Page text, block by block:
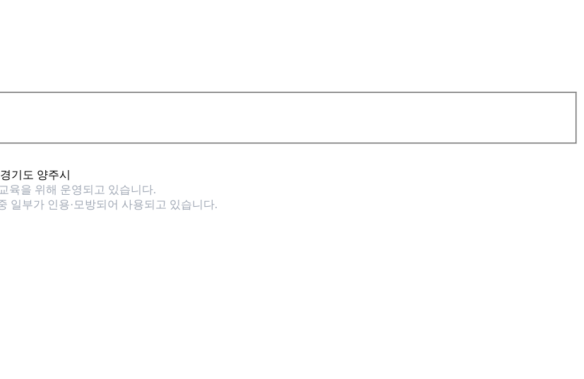
기도 양주시
육을 위해 운영되고 있습니다.
일부가 인용·모방되어 사용되고 있습니다.